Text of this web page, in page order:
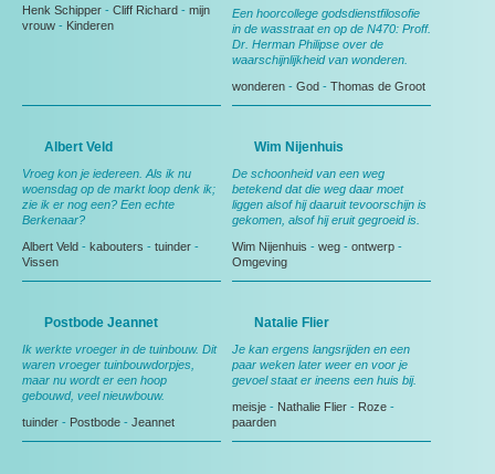
Henk Schipper - Cliff Richard - mijn
vrouw - Kinderen
Een hoorcollege godsdienstfilosofie
in de wasstraat en op de N470: Proff.
Dr. Herman Philipse over de
waarschijnlijkheid van wonderen.
wonderen - God - Thomas de Groot
Albert Veld
Vroeg kon je iedereen. Als ik nu
woensdag op de markt loop denk ik;
zie ik er nog een? Een echte
Berkenaar?
Albert Veld - kabouters - tuinder -
Vissen
Wim Nijenhuis
De schoonheid van een weg
betekend dat die weg daar moet
liggen alsof hij daaruit tevoorschijn is
gekomen, alsof hij eruit gegroeid is.
Wim Nijenhuis - weg - ontwerp -
Omgeving
Postbode Jeannet
Ik werkte vroeger in de tuinbouw. Dit
waren vroeger tuinbouwdorpjes,
maar nu wordt er een hoop
gebouwd, veel nieuwbouw.
tuinder - Postbode - Jeannet
Natalie Flier
Je kan ergens langsrijden en een
paar weken later weer en voor je
gevoel staat er ineens een huis bij.
meisje - Nathalie Flier - Roze -
paarden